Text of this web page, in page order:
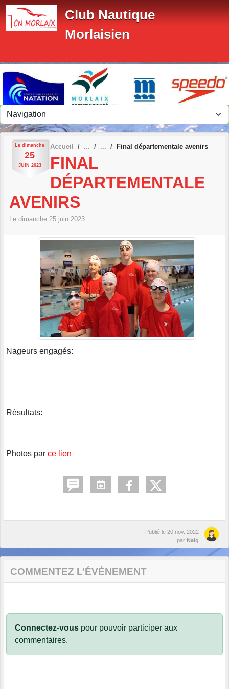
Club Nautique
Morlaisien
Le dimanche
25
JUIN 2023
Accueil Final départementale avenirs
FINAL
DÉPARTEMENTALE
AVENIRS
Le dimanche 25 juin 2023
Nageurs engagés:
Résultats:
Photos par ce lien
Publié le 20 nov. 2022
par Naig
COMMENTEZ L’ÉVÈNEMENT
Connectez-vous pour pouvoir participer aux
commentaires.
Panneau de gestion des cookies